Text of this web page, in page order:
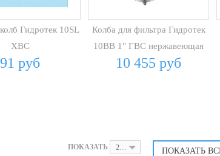
Гидротек 10SL
ХВС
91 руб
Колба для фильтра Гидротек
10BB 1" ГВС нержавеющая
10 455 руб
ПОКАЗАТЬ